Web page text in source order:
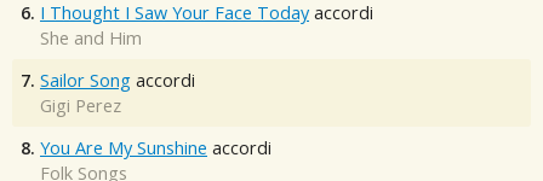
6. I Thought I Saw Your Face Today accordi
She and Him
7. Sailor Song accordi
Gigi Perez
8. You Are My Sunshine accordi
Folk Songs